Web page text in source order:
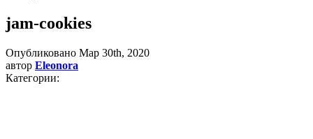
jam-cookies
Опубликовано Мар 30th, 2020
автор Eleonora
Категории: